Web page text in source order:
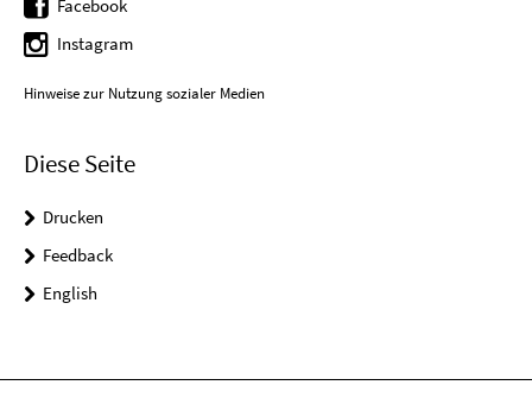
Facebook
Instagram
Hinweise zur Nutzung sozialer Medien
Diese Seite
Drucken
Feedback
English